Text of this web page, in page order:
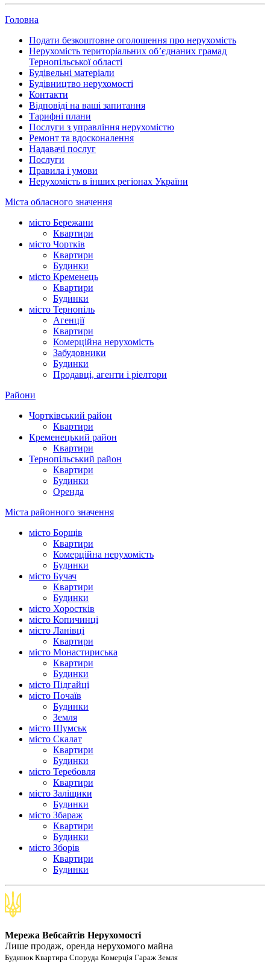
Головна
Подати безкоштовне оголошення про нерухомість
Нерухомість територіальних об’єднаних грамад
Тернопільської області
Будівельні матеріали
Будівництво нерухомості
Контакти
Відповіді на ваші запитання
Тарифні плани
Послуги з управління нерухомістю
Ремонт та вдосконалення
Надавачі послуг
Послуги
Правила і умови
Нерухомість в інших регіонах України
Міста обласного значення
місто Бережани
Квартири
місто Чортків
Квартири
Будинки
місто Кременець
Квартири
Будинки
місто Тернопіль
Агенції
Квартири
Комерційна нерухомість
Забудовники
Будинки
Продавці, агенти і ріелтори
Райони
Чортківський район
Квартири
Кременецький район
Квартири
Тернопільський район
Квартири
Будинки
Оренда
Міста районного значення
місто Борщів
Квартири
Комерційна нерухомість
Будинки
місто Бучач
Квартири
Будинки
місто Хоростків
місто Копичинці
місто Ланівці
Квартири
місто Монастириська
Квартири
Будинки
місто Підгайці
місто Почаїв
Будинки
Земля
місто Шумськ
місто Скалат
Квартири
Будинки
місто Теребовля
Квартири
місто Залiщики
Будинки
місто Збараж
Квартири
Будинки
місто Зборів
Квартири
Будинки
Мережа Вебсайтів Нерухомості
Лише продаж, оренда нерухомого майна
Будинок Квартира Споруда Комерція Гараж Земля